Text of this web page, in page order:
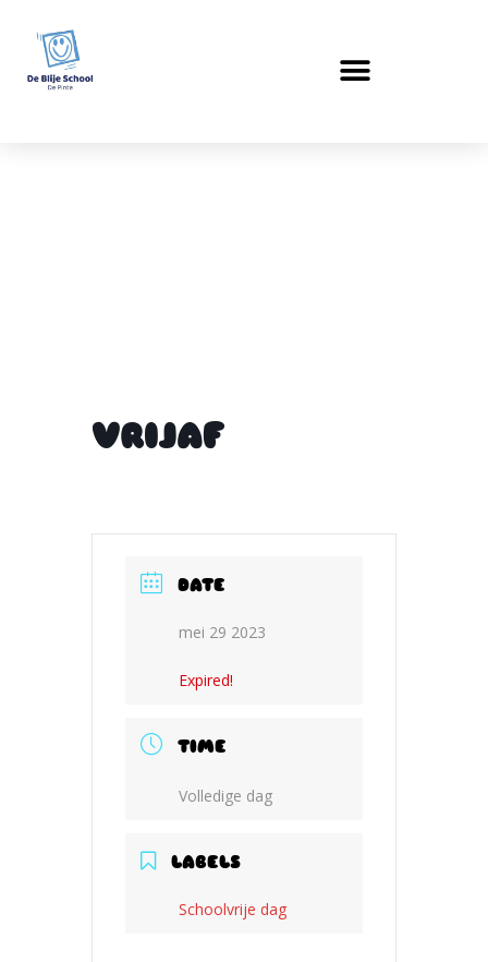
VRIJAF
DATE
mei 29 2023
Expired!
TIME
Volledige dag
LABELS
Schoolvrije dag